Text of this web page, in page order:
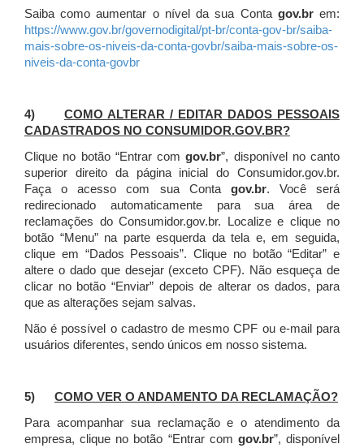
Saiba como aumentar o nível da sua Conta gov.brem:
https://www.gov.br/governodigital/pt-br/conta-gov-br/saiba-
mais-sobre-os-niveis-da-conta-govbr/saiba-mais-sobre-os-
niveis-da-conta-govbr
4) COMO ALTERAR / EDITAR DADOS PESSOAIS
CADASTRADOS NO CONSUMIDOR.GOV.BR?
Clique no botão “Entrar comgov.br”, disponível no canto
superior direito da página inicial do Consumidor.gov.br.
Faça o acesso com sua Conta gov.br. Você será
redirecionado automaticamente para sua área de
reclamações do Consumidor.gov.br.
Localize e clique no
botão “Menu” na parte esquerda da tela e, em seguida,
clique em “Dados Pessoais”. Clique no botão “Editar” e
altere o dado que desejar (exceto CPF). Não esqueça de
clicar no botão “Enviar” depois de alterar os dados, para
que as alterações sejam salvas.
Não é possível o cadastro de mesmo CPF ou e-mail para
usuários diferentes, sendo únicos em nosso sistema.
5) COMO VER O ANDAMENTO DA RECLAMAÇÃO?
Para acompanhar sua reclamação e o atendimento da
empresa, clique no botão “Entrar com gov.br”, disponível